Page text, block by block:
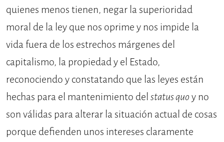
quienes menos tienen, negar la superioridad
moral de la ley que nos oprime y nos impide la
vida fuera de los estrechos márgenes del
capitalismo, la propiedad y el Estado,
reconociendo y constatando que las leyes están
hechas para el mantenimiento delstatus quoy no
son válidas para alterar la situación actual de cosas
porque defienden unos intereses claramente